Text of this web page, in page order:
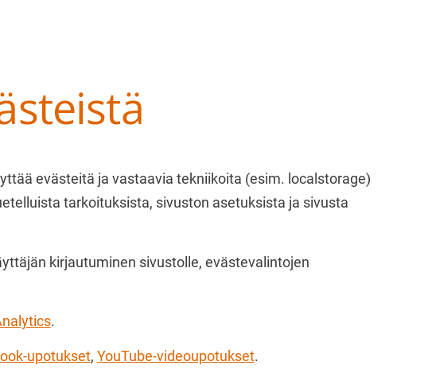
ry
evästeitä ja vastaavia tekniikoita (esim. localstorage)
tarkoituksista, sivuston asetuksista ja sivusta
kirjautuminen sivustolle, evästevalintojen
.
upotukset, YouTube-videoupotukset.